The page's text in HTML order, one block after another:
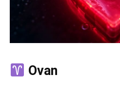
Ovan